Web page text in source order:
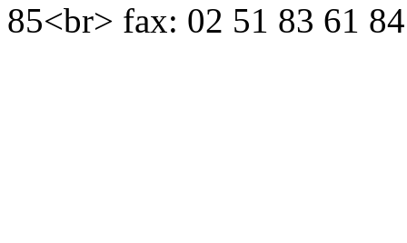
85<br> fax: 02 51 83 61